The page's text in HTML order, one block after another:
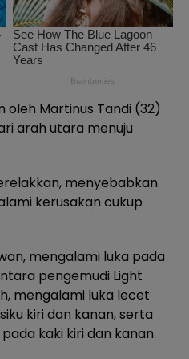
oleh Martinus Tandi (32)
arah utara menuju
menyebabkan
kerusakan cukup
mengalami luka pada
pengemudi Light
mengalami luka lecet
kiri dan kanan, serta
kaki kiri dan kanan.